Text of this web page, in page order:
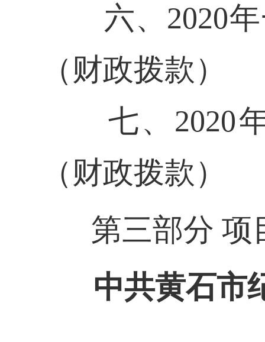
六、2020年
（财政拨款）
七、2020年
（财政拨款）
第三部分 项
中共黄石市